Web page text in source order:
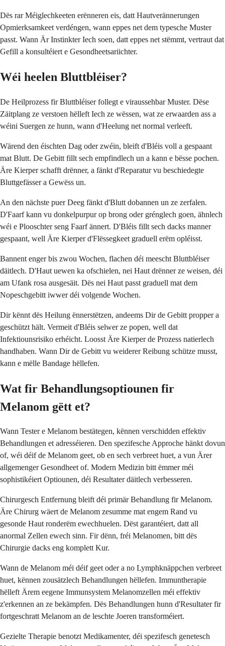
Dës rar Méiglechkeeten erënneren eis, datt Hautverännerungen
Opmierksamkeet verdéngen, wann eppes net dem typesche Muster
passt. Wann Är Instinkter Iech soen, datt eppes net stëmmt, vertraut dat
Gefill a konsultéiert e Gesondheetsariichter.
Wéi heelen Bluttbléiser?
De Heilprozess fir Bluttbléiser follegt e viraussehbar Muster. Dëse
Zäitplang ze verstoen hëlleft Iech ze wëssen, wat ze erwaarden ass a
wéini Suergen ze hunn, wann d'Heelung net normal verleeft.
Wärend den éischten Dag oder zwéin, bleift d'Bléis voll a gespaant
mat Blutt. De Gebitt fillt sech empfindlech un a kann e bësse pochen.
Äre Kierper schafft drënner, a fänkt d'Reparatur vu beschiedegte
Bluttgefässer a Gewëss un.
An den nächste puer Deeg fänkt d'Blutt dobannen un ze zerfalen.
D'Faarf kann vu donkelpurpur op brong oder grénglech goen, ähnlech
wéi e Plooschter seng Faarf ännert. D'Bléis fillt sech dacks manner
gespaant, well Äre Kierper d'Flëssegkeet graduell erëm opléisst.
Bannent enger bis zwou Wochen, flachen déi meescht Bluttbléiser
däitlech. D'Haut uewen ka ofschielen, nei Haut drënner ze weisen, déi
am Ufank rosa ausgesäit. Dës nei Haut passt graduell mat dem
Nopeschgebitt iwwer déi volgende Wochen.
Dir kënnt dës Heilung ënnerstëtzen, andeems Dir de Gebitt propper a
geschützt hält. Vermeit d'Bléis selwer ze popen, well dat
Infektiounsrisiko erhéicht. Loosst Äre Kierper de Prozess natierlech
handhaben. Wann Dir de Gebitt vu weiderer Reibung schütze musst,
kann e mëlle Bandage hëllefen.
Wat fir Behandlungsoptiounen fir
Melanom gëtt et?
Wann Tester e Melanom bestätegen, kënnen verschidden effektiv
Behandlungen et adresséieren. Den spezifesche Approche hänkt dovun
of, wéi déif de Melanom geet, ob en sech verbreet huet, a vun Ärer
allgemenger Gesondheet of. Modern Medizin bitt ëmmer méi
sophistikéiert Optiounen, déi Resultater däitlech verbesseren.
Chirurgesch Entfernung bleift déi primär Behandlung fir Melanom.
Äre Chirurg wäert de Melanom zesumme mat engem Rand vu
gesonde Haut ronderëm ewechhuelen. Dëst garantéiert, datt all
anormal Zellen ewech sinn. Fir dënn, fréi Melanomen, bitt dës
Chirurgie dacks eng komplett Kur.
Wann de Melanom méi déif geet oder a no Lymphknäppchen verbreet
huet, kënnen zousätzlech Behandlungen hëllefen. Immuntherapie
hëlleft Ärem eegene Immunsystem Melanomzellen méi effektiv
z'erkennen an ze bekämpfen. Dës Behandlungen hunn d'Resultater fir
fortgeschratt Melanom an de leschte Joeren transforméiert.
Gezielte Therapie benotzt Medikamenter, déi spezifesch genetesch